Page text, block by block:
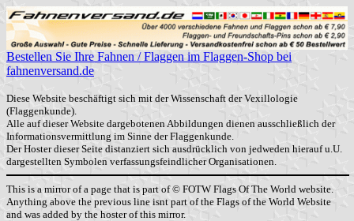
Bestellen Sie Ihre Fahnen / Flaggen im Flaggen-Shop bei
fahnenversand.de
Diese Website beschäftigt sich mit der Wissenschaft der Vexillologie
(Flaggenkunde).
Alle auf dieser Website dargebotenen Abbildungen dienen ausschließlich der
Informationsvermittlung im Sinne der Flaggenkunde.
Der Hoster dieser Seite distanziert sich ausdrücklich von jedweden hierauf u.U.
dargestellten Symbolen verfassungsfeindlicher Organisationen.
This is a mirror of a page that is part of © FOTW Flags Of The World website.
Anything above the previous line isnt part of the Flags of the World Website
and was added by the hoster of this mirror.